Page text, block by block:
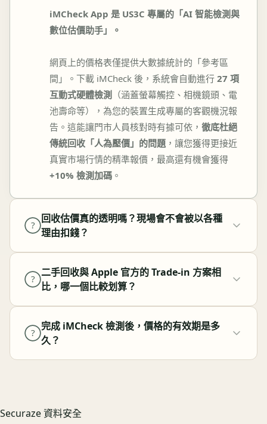
iMCheck App 是 US3C 專屬的「AI 智能檢測與
數位估價助手」。
網頁上的價格表僅提供大數據統計的「參考區
間」。下載 iMCheck 後，系統會自動進行 27 項
互動式硬體檢測 （涵蓋螢幕觸控、相機鏡頭、電
池壽命等），為您的裝置生成專屬的客觀機況報
告。這能讓門市人員核對時有據可依， 徹底杜絕
傳統回收「人為壓價」的問題 ，讓您獲得更接近
真實市場行情的精準報價，最高還有機會獲得
+10% 檢測加碼 。
?
回收估價真的透明嗎？現場會不會被以各種
理由扣錢？
?
二手回收與 Apple 官方的 Trade-in 方案相
比，哪一個比較划算？
?
完成 iMCheck 檢測後，價格的有效期是多
久？
Securaze 資料安全